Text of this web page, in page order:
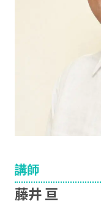
講師
藤井 亘